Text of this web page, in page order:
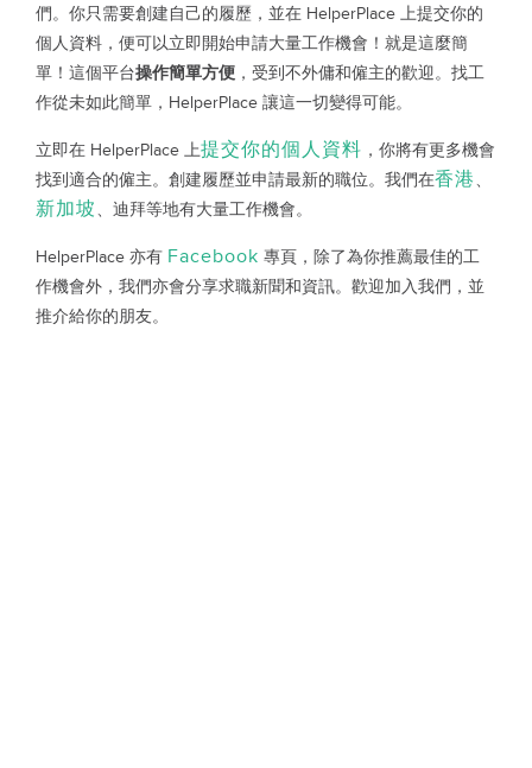
們。你只需要創建自己的履歷，並在 HelperPlace 上提交你的
個人資料，便可以立即開始申請大量工作機會！就是這麼簡
單！這個平台操作簡單方便 ，受到不外傭和僱主的歡迎。找工
作從未如此簡單，HelperPlace 讓這一切變得可能。
立即在 HelperPlace 上提交你的個人資料 ，你將有更多機會
找到適合的僱主。創建履歷並申請最新的職位。我們在香港、
新加坡、迪拜等地有大量工作機會。
HelperPlace 亦有 Facebook 專頁，除了為你推薦最佳的工
作機會外，我們亦會分享求職新聞和資訊。歡迎加入我們，並
推介給你的朋友。